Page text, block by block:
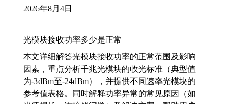
2026年8月4日
光模块接收功率多少是正常
本文详细解答光模块接收功率的正常范围及影响
因素，重点分析千兆光模块的收光标准（典型值
为-3dBm至-24dBm），并提供不同速率光模块的
参考值表格。同时解释功率异常的常见原因（如